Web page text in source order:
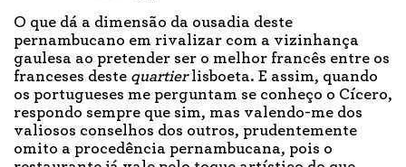
O que dá a dimensão da ousadia deste
pernambucano em rivalizar com a vizinhança
gaulesa ao pretender ser o melhor francês entre os
franceses deste quartierlisboeta. E assim, quando
os portugueses me perguntam se conheço o Cícero,
respondo sempre que sim, mas valendo-me dos
valiosos conselhos dos outros, prudentemente
omito a procedência pernambucana, pois o